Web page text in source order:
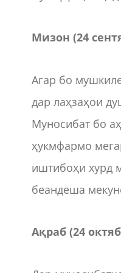
Мизон (24
Агар бо
дар лаҳзаҳои
Муносибат бо
ҳукмфармо
иштибоҳи хурд
беандеша
Ақраб (24